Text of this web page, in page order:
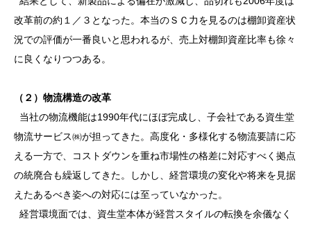
改革前の約１／３となった。本当のＳＣ力を見るのは棚卸資産状
況での評価が一番良いと思われるが、売上対棚卸資産比率も徐々
に良くなりつつある。
（２）物流構造の改革
当社の物流機能は1990年代にほぼ完成し、子会社である資生堂
物流サービス㈱が担ってきた。高度化・多様化する物流要請に応
える一方で、コストダウンを重ね市場性の格差に対応すべく拠点
の統廃合も繰返してきた。しかし、経営環境の変化や将来を見据
えたあるべき姿への対応には至っていなかった。
経営環境面では、資生堂本体が経営スタイルの転換を余儀なく